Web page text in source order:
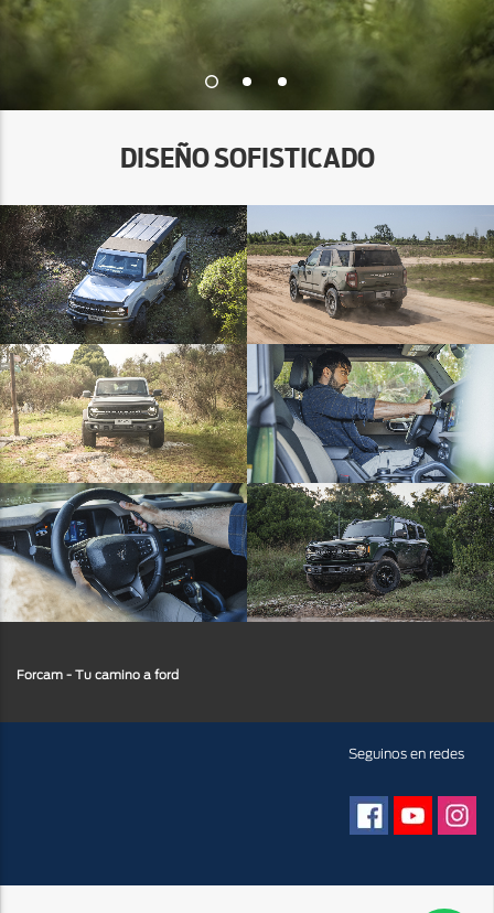
DISEÑO SOFISTICADO
Forcam - Tu camino a ford
Seguinos en redes
Facebook
Youtube